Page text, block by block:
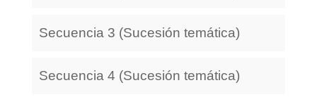
Secuencia 3 (Sucesión temática)
Secuencia 4 (Sucesión temática)